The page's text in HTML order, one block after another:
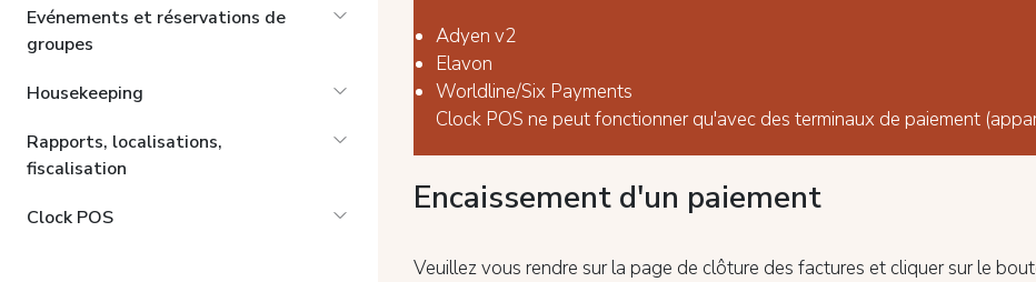
Evénements et réservations de
groupes
Housekeeping
Rapports, localisations,
fiscalisation
Clock POS
Adyen v2
Elavon
Worldline/Six Payments
Clock POS ne peut fonctionner qu'avec des terminaux de paiement
Encaissement d'un paiement
Veuillez vous rendre sur la page de clôture des factures et cliquer sur le